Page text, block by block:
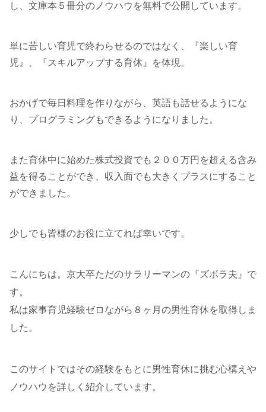
し、文庫本５冊分のノウハウを無料で公開しています。
単に苦しい育児で終わらせるのではなく、『楽しい育
児』、『スキルアップする育休』を体現。
おかげで毎日料理を作りながら、英語も話せるようにな
り、プログラミングもできるようになりました。
また育休中に始めた株式投資でも２００万円を超える含み
益を得ることができ、収入面でも大きくプラスにすること
ができました。
少しでも皆様のお役に立てれば幸いです。
こんにちは。京大卒ただのサラリーマンの『ズボラ夫』で
す。
私は家事育児経験ゼロながら８ヶ月の男性育休を取得しま
した。
このサイトではその経験をもとに男性育休に挑む心構えや
ノウハウを詳しく紹介しています。